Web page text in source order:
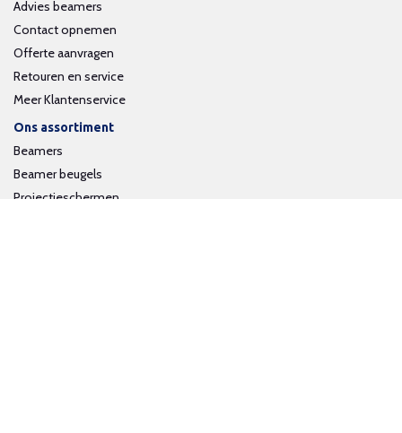
Advies beamers
Contact opnemen
Offerte aanvragen
Retouren en service
Meer Klantenservice
Ons assortiment
Beamers
Beamer beugels
Projectieschermen